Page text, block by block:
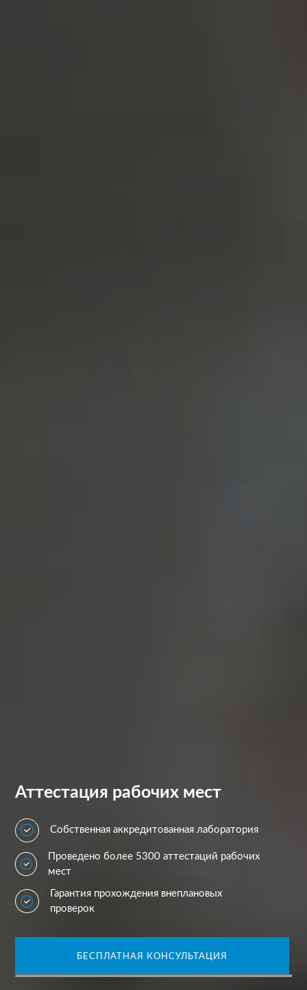
Аттестация рабочих мест
Собственная аккредитованная лаборатория
Проведено более 5300 аттестаций рабочих
мест
Гарантия прохождения внеплановых
проверок
БЕСПЛАТНАЯ КОНСУЛЬТАЦИЯ